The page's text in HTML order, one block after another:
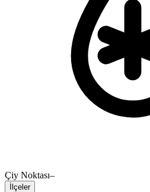
Çiy Noktası–
İlçeler